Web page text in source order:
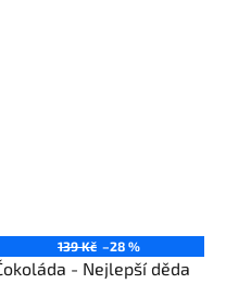
139 Kč –28 %
- Nejlepší děda